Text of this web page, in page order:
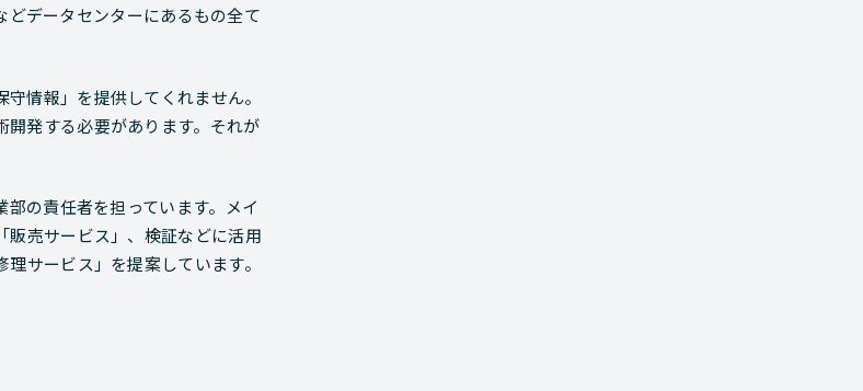
データセンターにあるもの全て
情報」を提供してくれません。
発する必要があります。それが
の責任者を担っています。メイ
販売サービス」、検証などに活用
サービス」を提案しています。